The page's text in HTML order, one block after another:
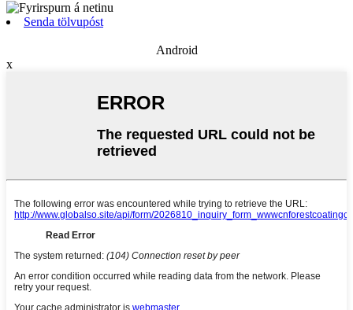
Senda tölvupóst
Android
x